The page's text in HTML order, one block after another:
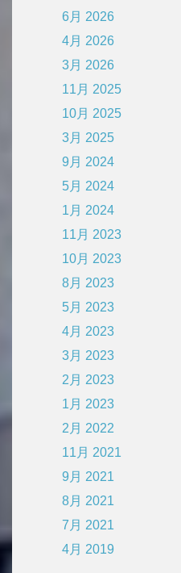
6月 2026
4月 2026
3月 2026
11月 2025
10月 2025
3月 2025
9月 2024
5月 2024
1月 2024
11月 2023
10月 2023
8月 2023
5月 2023
4月 2023
3月 2023
2月 2023
1月 2023
2月 2022
11月 2021
9月 2021
8月 2021
7月 2021
4月 2019